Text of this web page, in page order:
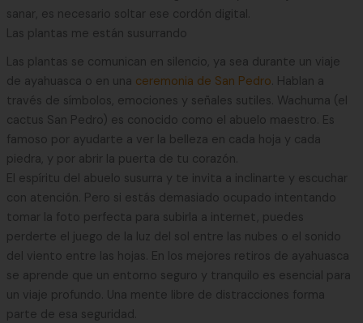
sanar, es necesario soltar ese cordón digital.
Las plantas me están susurrando
Las plantas se comunican en silencio, ya sea durante un viaje
de ayahuasca o en una ceremonia de San Pedro . Hablan a
través de símbolos, emociones y señales sutiles. Wachuma (el
cactus San Pedro) es conocido como el abuelo maestro. Es
famoso por ayudarte a ver la belleza en cada hoja y cada
piedra, y por abrir la puerta de tu corazón.
El espíritu del abuelo susurra y te invita a inclinarte y escuchar
con atención. Pero si estás demasiado ocupado intentando
tomar la foto perfecta para subirla a internet, puedes
perderte el juego de la luz del sol entre las nubes o el sonido
del viento entre las hojas. En los mejores retiros de ayahuasca
se aprende que un entorno seguro y tranquilo es esencial para
un viaje profundo. Una mente libre de distracciones forma
parte de esa seguridad.